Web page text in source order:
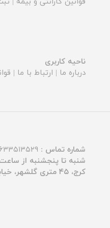
ناحیه کاربری
درباره ما | ارتباط با ما |
شماره تماس : ۰۲۶۳۳۵۱۳۵۲۹ -
شنبه تا پنجشنبه از ساعت ۹ الی ۱۳ و ۱۶:۳۰ الی ۲۰:۳۰ پاسخگوی شما عزیزان
کرج، ۴۵ متری گلشهر، خیابان کوکب شرقی، عکس و فیلم مکث